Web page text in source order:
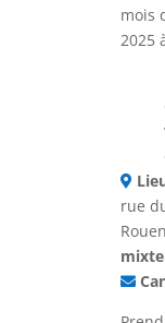
mois
2025
rue